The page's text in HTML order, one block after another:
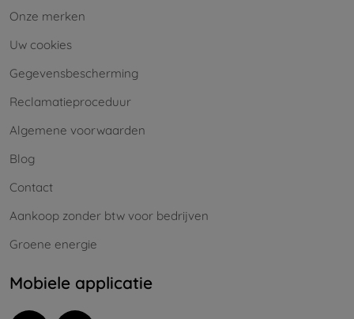
Onze merken
Uw cookies
Gegevensbescherming
Reclamatieproceduur
Algemene voorwaarden
Blog
Contact
Aankoop zonder btw voor bedrijven
Groene energie
Mobiele applicatie